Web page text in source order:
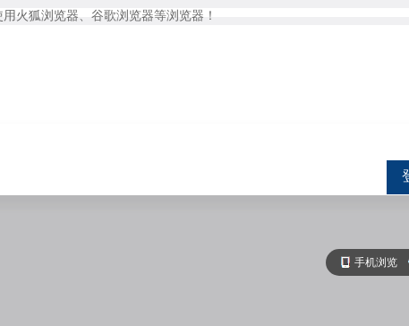
火狐浏览器、谷歌浏览器等浏览器！
手机浏览